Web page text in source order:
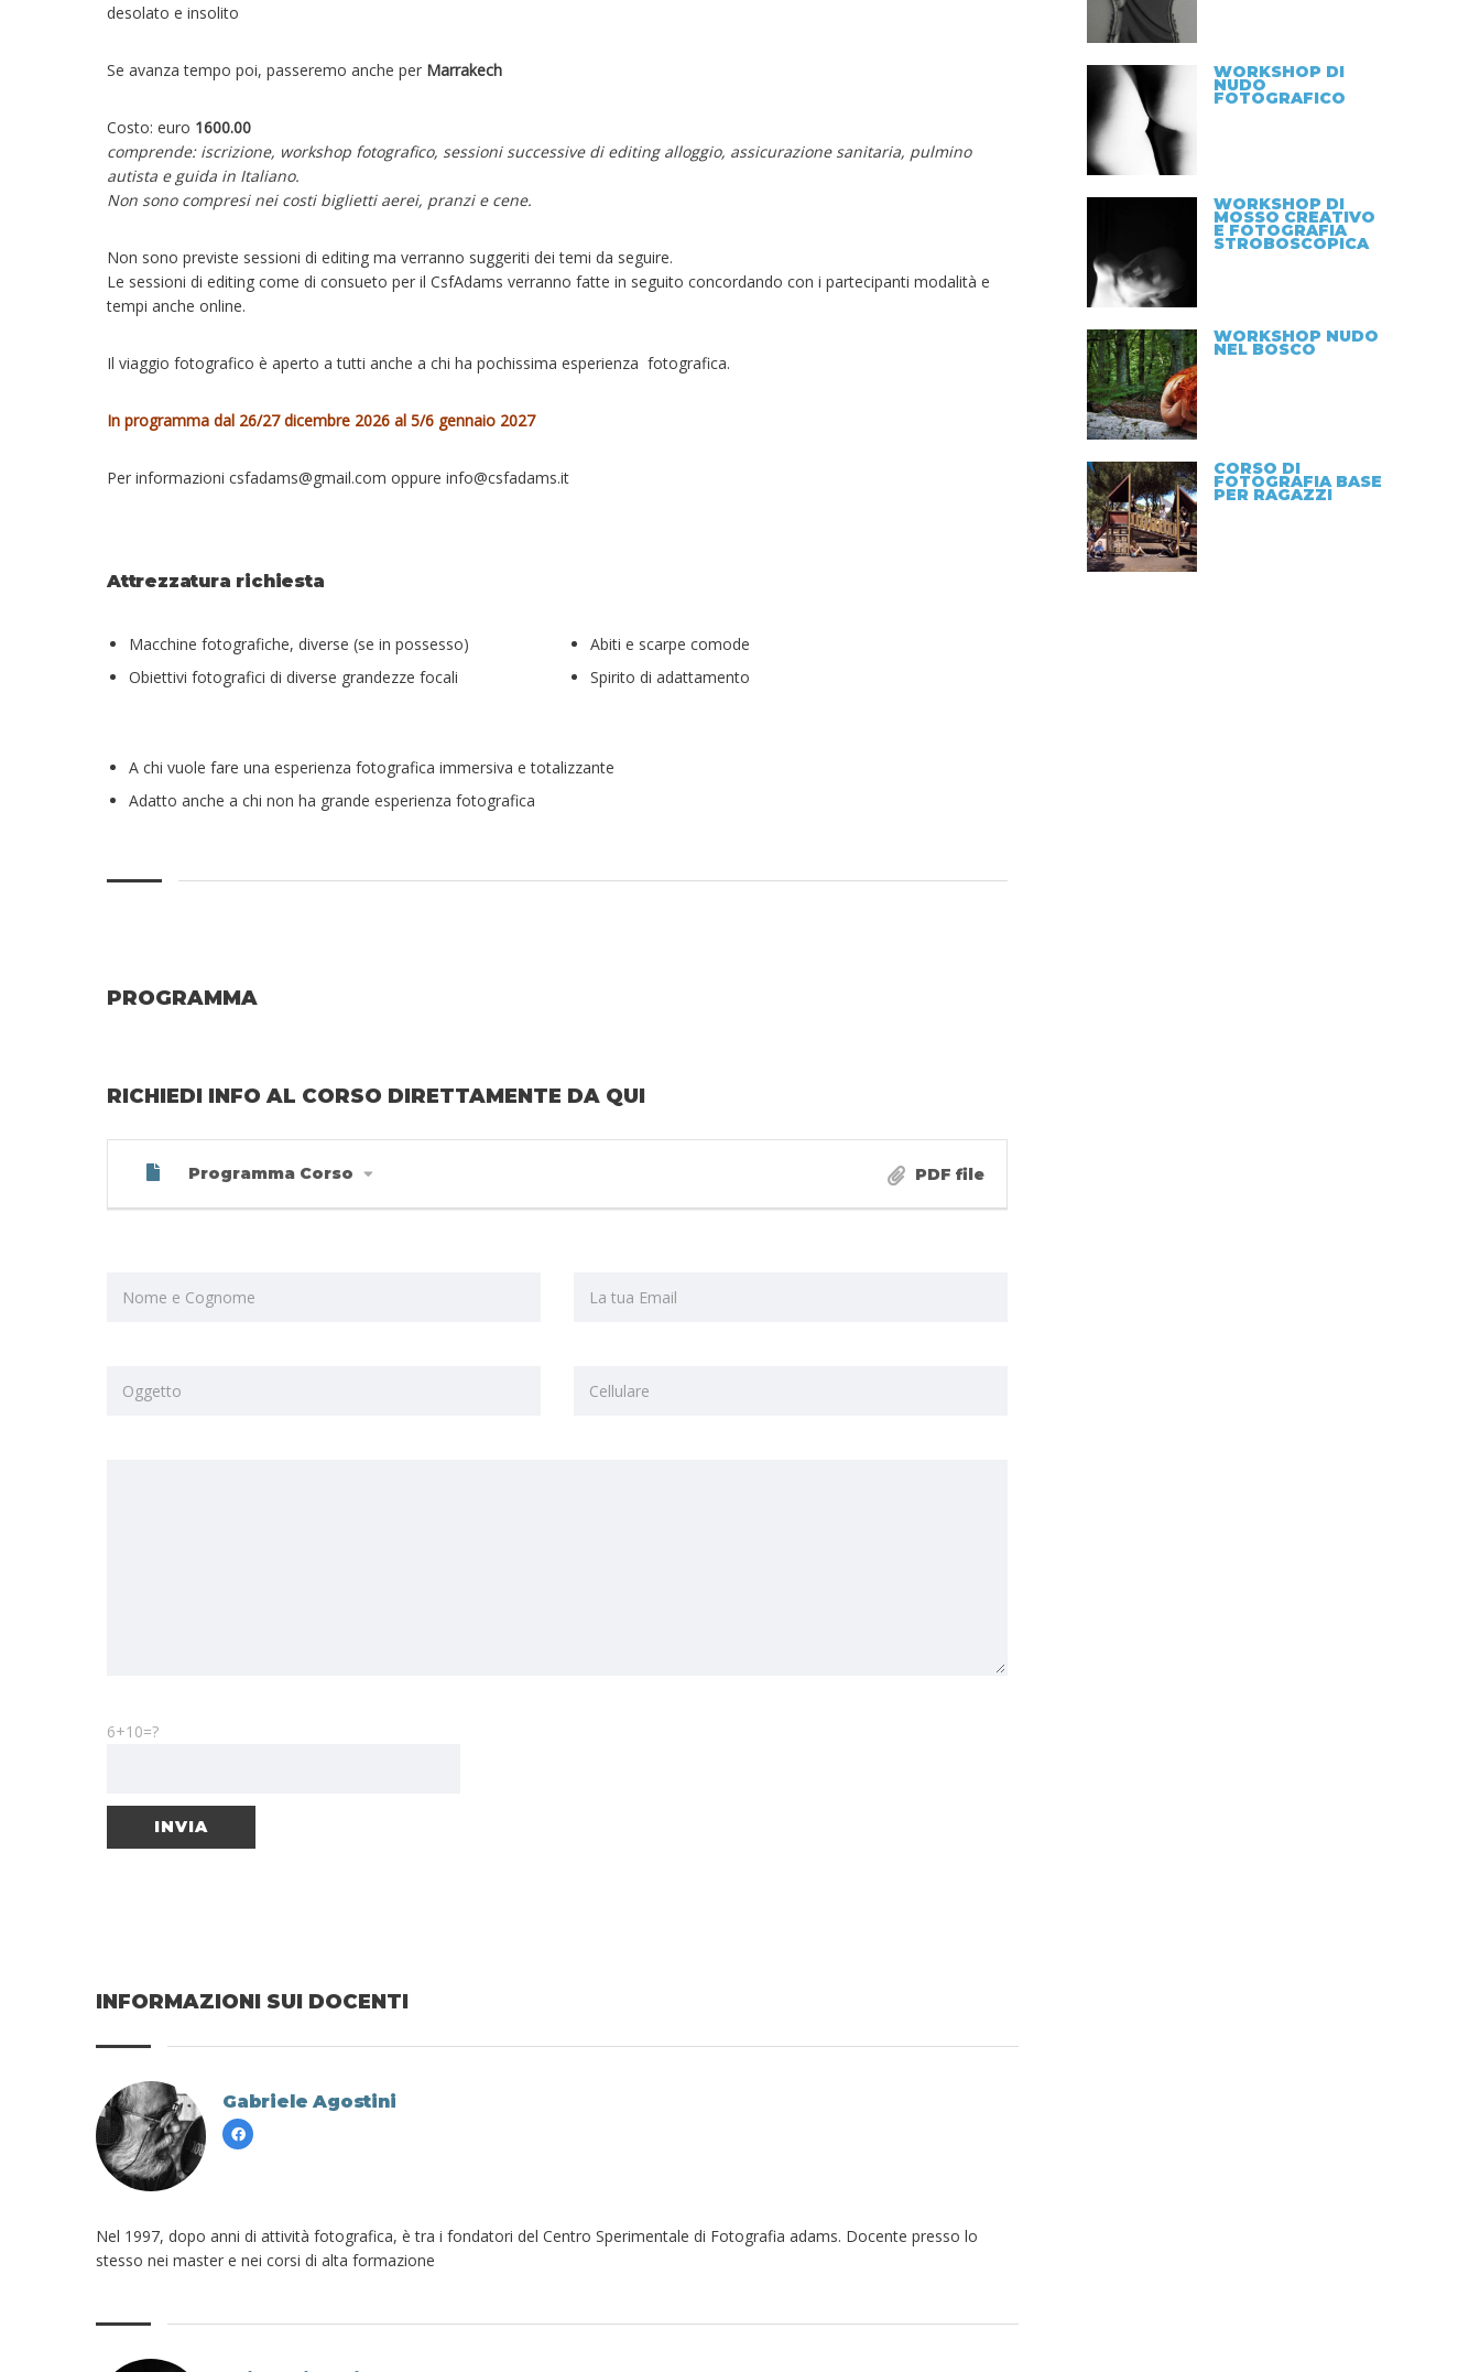
desolato e insolito
Se avanza tempo poi, passeremo anche per Marrakech
Costo: euro 1600.00
comprende: iscrizione, workshop fotografico, sessioni successive di editing alloggio, assicurazione sanitaria, pulmino
autista e guida in Italiano.
Non sono compresi nei costi biglietti aerei, pranzi e cene.
Non sono previste sessioni di editing ma verranno suggeriti dei temi da seguire.
Le sessioni di editing come di consueto per il CsfAdams verranno fatte in seguito concordando con i partecipanti modalità e
tempi anche online.
Il viaggio fotografico è aperto a tutti anche a chi ha pochissima esperienza fotografica.
In programma dal 26/27 dicembre 2026 al 5/6 gennaio 2027
Per informazioni csfadams@gmail.com oppure info@csfadams.it
Attrezzatura richiesta
Macchine fotografiche, diverse (se in possesso)
Obiettivi fotografici di diverse grandezze focali
Abiti e scarpe comode
Spirito di adattamento
A chi vuole fare una esperienza fotografica immersiva e totalizzante
Adatto anche a chi non ha grande esperienza fotografica
PROGRAMMA
RICHIEDI INFO AL CORSO DIRETTAMENTE DA QUI
Programma Corso PDF file
6+10=?
INFORMAZIONI SUI DOCENTI
Gabriele Agostini
Nel 1997, dopo anni di attività fotografica, è tra i fondatori del Centro Sperimentale di Fotografia adams. Docente presso lo
stesso nei master e nei corsi di alta formazione
WORKSHOP DI
NUDO
FOTOGRAFICO
WORKSHOP DI
MOSSO CREATIVO
E FOTOGRAFIA
STROBOSCOPICA
WORKSHOP NUDO
NEL BOSCO
CORSO DI
FOTOGRAFIA BASE
PER RAGAZZI